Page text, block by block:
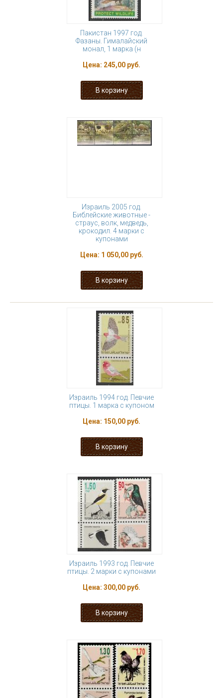
Пакистан 1997 год.
Фазаны. Гималайский
монал, 1 марка (н
Цена: 245,00 руб.
Израиль 2005 год.
Библейские животные -
страус, волк, медведь,
крокодил. 4 марки с
купонами
Цена: 1 050,00 руб.
Израиль 1994 год. Певчие
птицы. 1 марка с купоном
Цена: 150,00 руб.
Израиль 1993 год. Певчие
птицы. 2 марки с купонами
Цена: 300,00 руб.